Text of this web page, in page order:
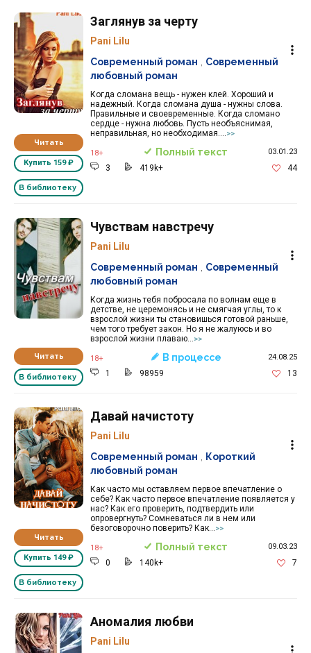
Читать
Купить 159 ₽
В библиотеку
Заглянув за черту
Pani Lilu
Когда сломана вещь - нужен клей. Хороший и
надежный. Когда сломана душа - нужны слова.
Правильные и своевременные. Когда сломано
сердце - нужна любовь. Пусть необъяснимая,
неправильная, но необходимая....
>>
Современный роман
Современный
любовный роман
18+ Полный текст 03.01.23
3 419k+ 44
Читать
В библиотеку
Чувствам навстречу
Pani Lilu
Когда жизнь тебя побросала по волнам еще в
детстве, не церемонясь и не смягчая углы, то к
взрослой жизни ты становишься готовой раньше,
чем того требует закон. Но я не жалуюсь и во
взрослой жизни плаваю...
>>
Современный роман
Современный
любовный роман
18+ В процессе 24.08.25
1 98959 13
Читать
Купить 149 ₽
В библиотеку
Давай начистоту
Pani Lilu
Как часто мы оставляем первое впечатление о
себе? Как часто первое впечатление появляется у
нас? Как его проверить, подтвердить или
опровергнуть? Сомневаться ли в нем или
безоговорочно поверить? Как...
>>
Современный роман
Короткий
любовный роман
18+ Полный текст 09.03.23
0 140k+ 7
Аномалия любви
Pani Lilu